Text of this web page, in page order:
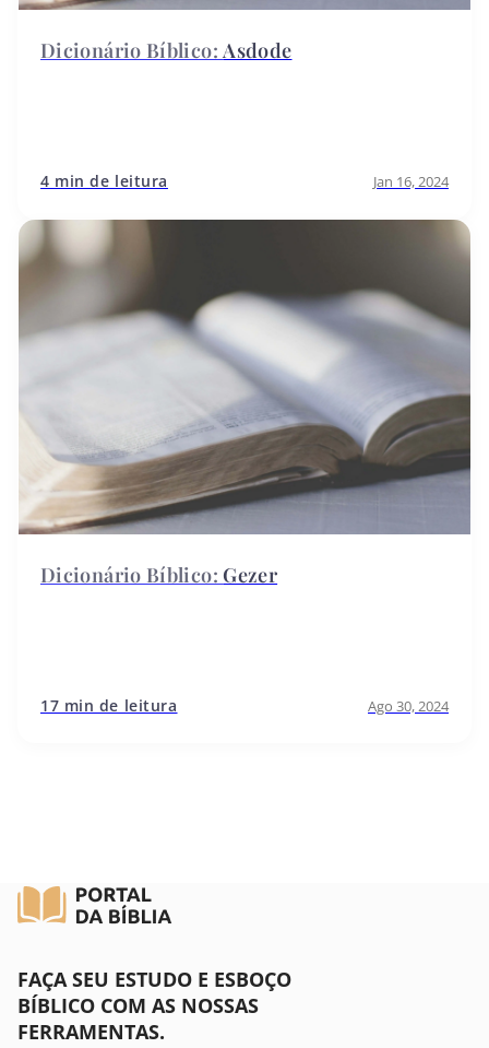
Asdode
4 min de leitura Jan 16, 2024
Gezer
17 min de leitura Ago 30, 2024
FAÇA SEU ESTUDO E ESBOÇO
BÍBLICO COM AS NOSSAS
FERRAMENTAS.